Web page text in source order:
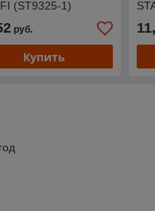
(ST9325-1)
руб.
Купить